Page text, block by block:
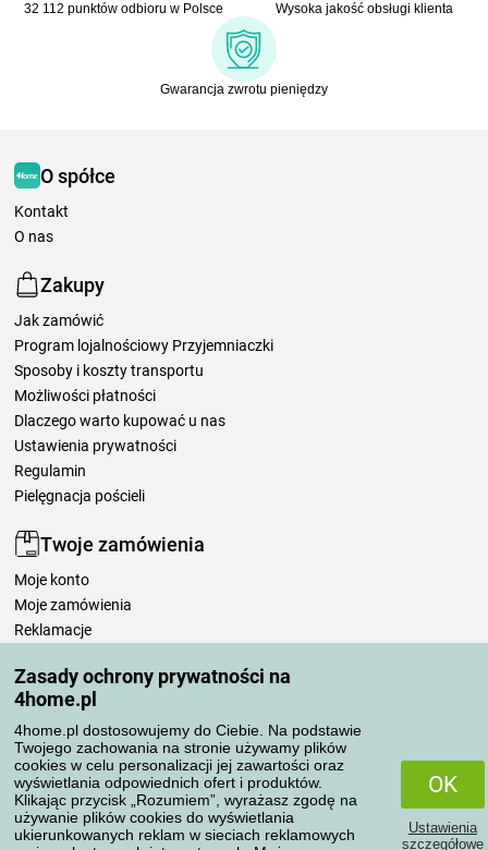
Zasady ochrony prywatności na
4home.pl
4home.pl dostosowujemy do Ciebie. Na podstawie
Twojego zachowania na stronie używamy plików
cookies w celu personalizacji jej zawartości oraz
wyświetlania odpowiednich ofert i produktów.
Klikając przycisk „Rozumiem”, wyrażasz zgodę na
używanie plików cookies do wyświetlania
ukierunkowanych reklam w sieciach reklamowych
OK
Ustawienia
szczegółowe
32 112 punktów odbioru w Polsce Wysoka jakość obsługi klienta
Gwarancja zwrotu pieniędzy
O spółce
Kontakt
O nas
Zakupy
Jak zamówić
Program lojalnościowy Przyjemniaczki
Sposoby i koszty transportu
Możliwości płatności
Dlaczego warto kupować u nas
Ustawienia prywatności
Regulamin
Pielęgnacja pościeli
Twoje zamówienia
Moje konto
Moje zamówienia
Reklamacje
Zasady przetwarzania recenzji
Sposoby transportu
Metody płatności